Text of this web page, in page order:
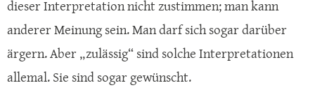
dieser Interpretation nicht zustimmen; man kann
anderer Meinung sein. Man darf sich sogar darüber
ärgern. Aber „zulässig“ sind solche Interpretationen
allemal. Sie sind sogar gewünscht.